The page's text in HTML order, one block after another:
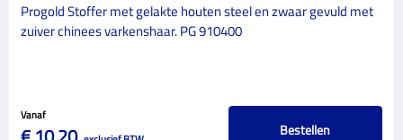
Progold Stoffer met gelakte houten steel en zwaar gevuld met
zuiver chinees varkenshaar. PG 910400
Vanaf
Bestellen